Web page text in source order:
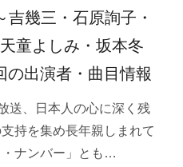
幾三・石原詢子・
童よしみ・坂本冬
出演者・曲目情報
送、日本人の心に深く残
持を集め長年親しまれて
ナンバー」とも…